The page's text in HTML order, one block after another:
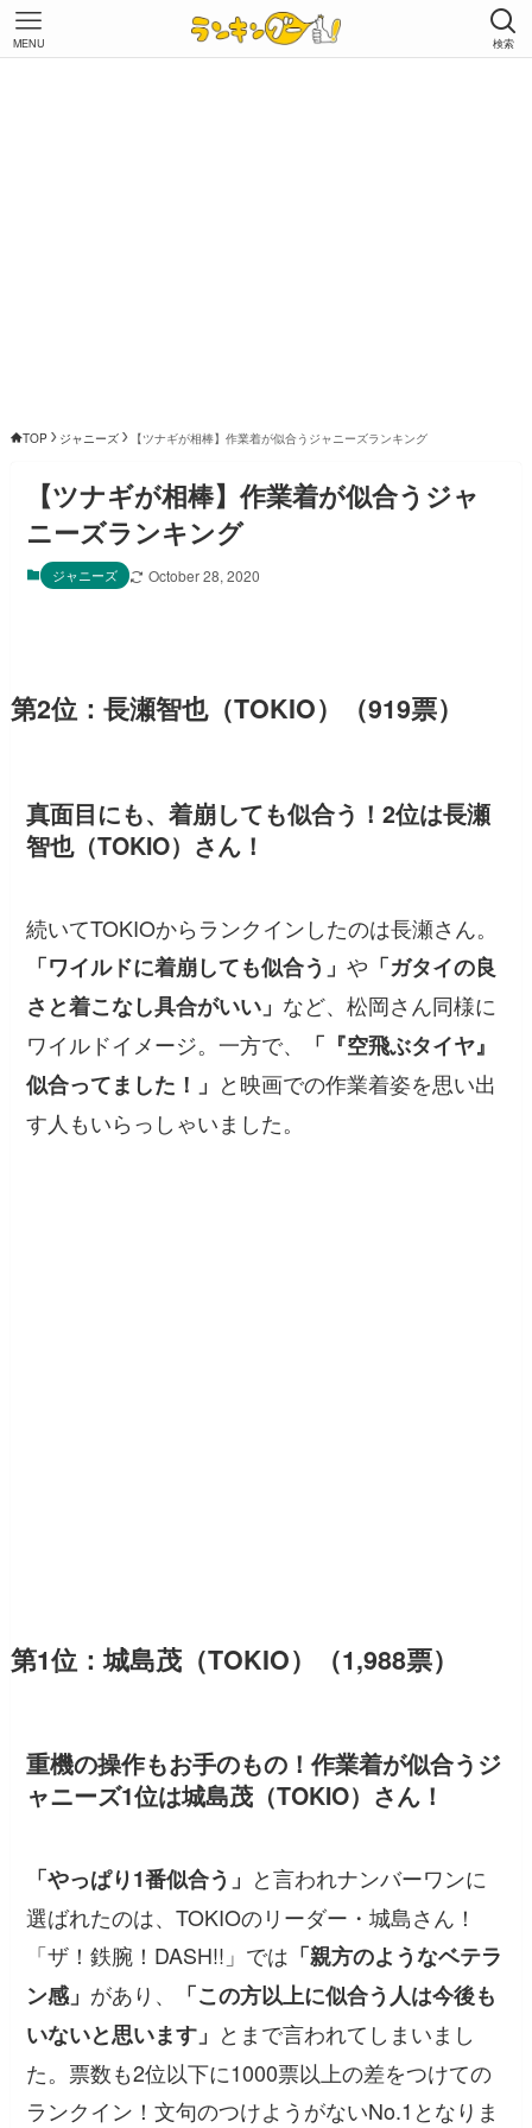
検索
MENU
TOP ジャニーズ 【ツナギが相棒】作業着が似合うジャニーズランキング
【ツナギが相棒】作業着が似合うジャ
ニーズランキング
ジャニーズ October 28, 2020
第2位：長瀬智也（TOKIO）（919票）
真面目にも、着崩しても似合う！2位は長瀬
智也（TOKIO）さん！
続いてTOKIOからランクインしたのは長瀬さん。
「ワイルドに着崩しても似合う」や 「ガタイの良
さと着こなし具合がいい」 など、松岡さん同様に
ワイルドイメージ。一方で、
「『空飛ぶタイヤ』
似合ってました！」 と映画での作業着姿を思い出
す人もいらっしゃいました。
第1位：城島茂（TOKIO）（1,988票）
重機の操作もお手のもの！作業着が似合うジ
ャニーズ1位は城島茂（TOKIO）さん！
「やっぱり1番似合う」 と言われナンバーワンに
選ばれたのは、TOKIOのリーダー・城島さん！
「ザ！鉄腕！DASH!!」では 「親方のようなベテラ
ン感」 があり、
「この方以上に似合う人は今後も
いないと思います」 とまで言われてしまいまし
た。票数も2位以下に1000票以上の差をつけての
ランクイン！文句のつけようがないNo.1となりま